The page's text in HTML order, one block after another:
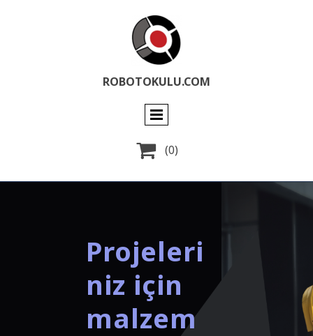
ROBOTOKULU.COM
 (0)
Projeleri
niz için
malzem